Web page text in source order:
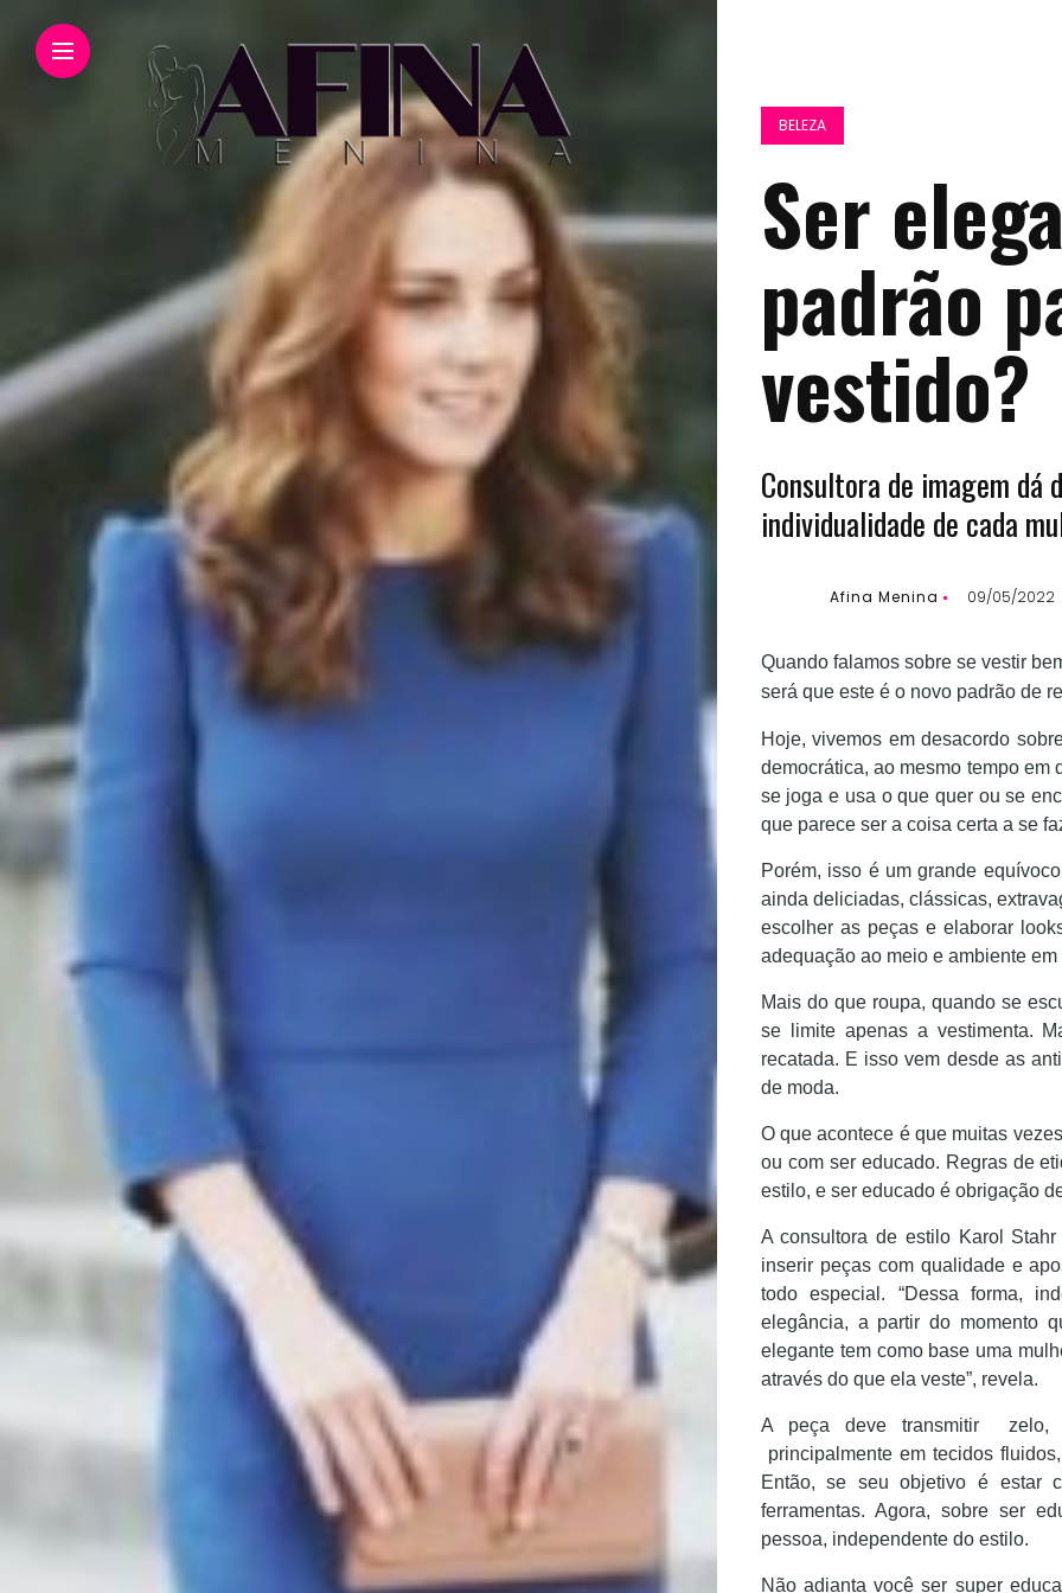
Início
Academia
Beleza
Bora
lá!
Casa
e
Decoração
Exclusiva
BELEZA
Ser
padrão
vestido?
Consultora de imagem dá
individualidade de cada
Afina Menina 09/05/2022
Quando falamos sobre se vestir
será que este é o novo padrão de
Hoje, vivemos em desacordo
democrática, ao mesmo tempo em
se joga e usa o que quer ou se
que parece ser a coisa certa a se
Porém, isso é um grande
ainda deliciadas, clássicas,
escolher as peças e elaborar
adequação ao meio e ambiente
Mais do que roupa, quando se
se limite apenas a vestimenta.
recatada. E isso vem desde as
de moda.
O que acontece é que muitas
ou com ser educado. Regras de
estilo, e ser educado é obrigação
A consultora de estilo Karol
inserir peças com qualidade e
todo especial. “Dessa forma,
elegância, a partir do momento
elegante tem como base uma
através do que ela veste”, revela.
A peça deve transmitir zelo,
principalmente em tecidos
Então, se seu objetivo é estar
ferramentas. Agora, sobre ser
pessoa, independente do estilo.
Não adianta você ser super